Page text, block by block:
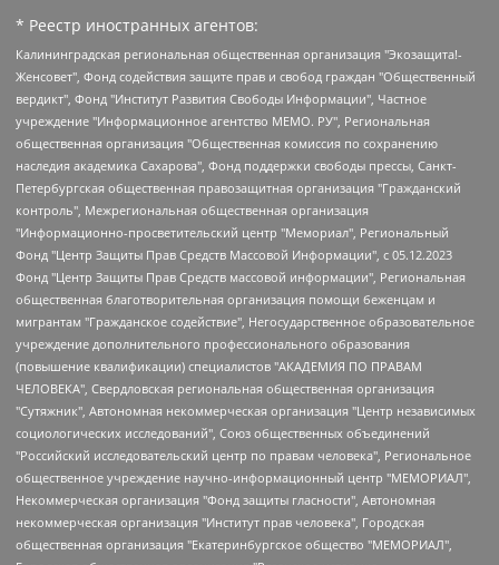
* Реестр иностранных агентов:
Калининградская региональная общественная организация "Экозащита!-Женсовет", Фонд содействия защите прав и свобод граждан "Общественный вердикт", Фонд "Институт Развития Свободы Информации", Частное учреждение "Информационное агентство МЕМО. РУ", Региональная общественная организация "Общественная комиссия по сохранению наследия академика Сахарова", Фонд поддержки свободы прессы, Санкт-Петербургская общественная правозащитная организация "Гражданский контроль", Межрегиональная общественная организация "Информационно-просветительский центр "Мемориал", Региональный Фонд "Центр Защиты Прав Средств Массовой Информации", с 05.12.2023 Фонд "Центр Защиты Прав Средств массовой информации", Региональная общественная благотворительная организация помощи беженцам и мигрантам "Гражданское содействие", Негосударственное образовательное учреждение дополнительного профессионального образования (повышение квалификации) специалистов "АКАДЕМИЯ ПО ПРАВАМ ЧЕЛОВЕКА", Свердловская региональная общественная организация "Сутяжник", Автономная некоммерческая организация "Центр независимых социологических исследований", Союз общественных объединений "Российский исследовательский центр по правам человека", Региональное общественное учреждение научно-информационный центр "МЕМОРИАЛ", Некоммерческая организация "Фонд защиты гласности", Автономная некоммерческая организация "Институт прав человека", Городская общественная организация "Екатеринбургское общество "МЕМОРИАЛ", Городская общественная организация "Рязанское историко-просветительское и правозащитное общество "Мемориал" (Рязанский Мемориал), Челябинский региональный орган общественной самодеятельности – женское общественное объединение "Женщины Евразии", Челябинский региональный орган общественной самодеятельности "Уральская правозащитная группа", Фонд содействия защите здоровья и социальной справедливости имени Андрея Рылькова, Автономная Некоммерческая Организация "Аналитический Центр Юрия Левады", Автономная некоммерческая организация социальной поддержки населения "Проект Апрель", Региональная общественная организация помощи женщинам и детям, находящимся в кризисной ситуации "Информационно-методический центр "Анна", Фонд содействия развитию массовых коммуникаций и правовому просвещению "Так-так-Так", Фонд содействия устойчивому развитию "Серебряная тайга", Свердловский региональный общественный фонд социальных проектов "Новое время", "Idel.Реалии", Кавказ.Реалии, Крым.Реалии, Телеканал Настоящее Время, Татаро-башкирская служба Радио Свобода (Azatliq Radiosi), Радио Свободная Европа/Радио Свобода (PCE/PC), "Сибирь.Реалии", "Фактограф", Благотворительный фонд помощи осужденным и их семьям, Автономная некоммерческая организация "Институт глобализации и социальных движений", Фонд "В защиту прав заключенных", Частное учреждение "Центр поддержки и содействия развитию средств массовой информации", Пензенский региональный общественный благотворительный фонд "Гражданский союз", "Север.Реалии", Некоммерческая организация Фонд "Правовая инициатива", Общество с ограниченной ответственностью "Радио Свободная Европа/Радио Свобода", Чешское информационное агентство "MEDIUM-ORIENT", Красноярская региональная общественная организация "Мы против СПИДа", Камалягин Денис Николаевич, Маркелов Сергей Евгеньевич, Пономарев Лев Александрович, Савицкая Людмила Алексеевна, Автономная некоммерческая организация "Центр по работе с проблемой насилия "НАСИЛИЮ.НЕТ", Межрегиональный профессиональный союз работников здравоохранения "Альянс врачей", Юридическое лицо, зарегистрированное в Латвийской Республике, SIA "Medusa Project" (регистрационный номер 40103797863, дата регистрации 10.06.2014), Некоммерческая организация "Фонд по борьбе с коррупцией", Автономная некоммерческая организация "Институт права и публичной политики", Баданин Роман Сергеевич, Гликин Максим Александрович, Железнова Мария Михайловна, Лукьянова Юлия Сергеевна, Маетная Елизавета Витальевна, Маняхин Петр Борисович, Чуракова Ольга Владимировна, Ярош Юлия Петровна, Юридическое лицо "The Insider SIA", зарегистрированное в Риге, Латвийская Республика (дата регистрации 26.06.2015), являющееся администратором доменного имени интернет-издания "The Insider SIA", https://theins.ru, Постернак Алексей Евгеньевич, Рубин Михаил Аркадьевич, Анин Роман Александрович, Юридическое лицо Istories fonds, зарегистрированное в Латвийской Республике (регистрационный номер 50008295751, дата регистрации 24.02.2020), Великовский Дмитрий Александрович, Долинина Ирина Николаевна, Мароховская Алеся Алексеевна, Шлейнов Роман Юрьевич, Шмагун Олеся Валентиновна, Общество с ограниченной ответственностью "Альтаир 2021", Общество с ограниченной ответственностью "Вега 2021", Общество с ограниченной ответственностью "Главный редактор 2021", Общество с ограниченной ответственностью "Ромашки монолит", Важенков Артем Валерьевич, Ивановская областная общественная организация "Центр гендерных исследований", Гурман Юрий Альбертович, Медиапроект "ОВД-Инфо", Егоров Владимир Владимирович, Жилинский Владимир Александрович, Общество с ограниченной ответственностью "ЗП", Иванова София Юрьевна, Карезина Инна Павловна, Кильтау Екатерина Викторовна, Петров Алексей Викторович, Пискунов Сергей Евгеньевич, Смирнов Сергей Сергеевич, Тихонов Михаил Сергеевич, Общество с ограниченной ответственностью "ЖУРНАЛИСТ-ИНОСТРАННЫЙ АГЕНТ", Арапова Галина Юрьевна, Вольтская Татьяна Анатольевна, Американская компания "Mason G.E.S. Anonymous Foundation" (США), являющаяся владельцем интернет-издания https://mnews.world/, Компания "Stichting Bellingcat", зарегистрированная в Нидерландах (дата регистрации 11.07.2018), Захаров Андрей Вячеславович, Клепиковская Екатерина Дмитриевна, Общество с ограниченной ответственностью "МЕМО", Перл Роман Александрович, Симонов Евгений Алексеевич, Соловьева Елена Анатольевна, Сотников Даниил Владимирович, Сурначева Елизавета Дмитриевна, Автономная некоммерческая организация по защите прав человека и информированию населения "Якутия – Наше Мнение", Общество с ограниченной ответственностью "Москоу диджитал медиа", с 26.01.2023 Общество с ограниченной ответственностью "Чайка Белые сады", Ветошкина Валерия Валерьевна, Заговора Максим Александрович, Межрегиональное общественное движение "Российская ЛГБТ - сеть", Оленичев Максим Владимирович, Павлов Иван Юрьевич, Скворцова Елена Сергеевна, Общество с ограниченной ответственностью "Как бы инагент", Кочетков Игорь Викторович, Общество с ограниченной ответственностью "Честные выборы", Еланчик Олег Александрович, Общество с ограниченной ответственностью "Нобелевский призыв", Гималова Регина Эмилевна, Григорьев Андрей Валерьевич, Григорьева Алина Александровна, Ассоциация по содействию защите прав призывников, альтернативнослужащих и военнослужащих "Правозащитная группа "Гражданин.Армия.Право", Хисамова Регина Фаритовна, Автономная некоммерческая организация по реализации социально-правовых программ "Лилит", Дальневосточное общественное движение "Маяк", Санкт-Петербургская ЛГБТ-инициативная группа "Выход", Инициативная группа ЛГБТ+ "Реверс", Алексеев Андрей Викторович, Бекбулатова Таисия Львовна, Беляев Иван Михайлович, Владыкина Елена Сергеевна, Гельман Марат Александрович, Никульшина Вероника Юрьевна, Толоконникова Надежда Андреевна, Шендерович Виктор Анатольевич, Общество с ограниченной ответственностью "Данное сообщение", Общество с ограниченной ответственностью Издательский дом "Новая глава", Айнбиндер Александра Александровна, Московский комьюнити-центр для ЛГБТ+инициатив, Благотворительный фонд развития филантропии, Deutsche Welle (Германия, Kurt-Schumacher-Strasse 3, 53113 Bonn), Борзунова Мария Михайловна, Воробьев Виктор Викторович, Голубева Анна Львовна, Константинова Алла Михайловна, Малкова Ирина Владимировна, Мурадов Мурад Абдулгалимович, Осетинская Елизавета Николаевна, Понасенков Евгений Николаевич, Ганапольский Матвей Юрьевич, Киселев Евгений Алексеевич, Борухович Ирина Григорьевна, Дремин Иван Тимофеевич, Дубровский Дмитрий Викторович, Красноярская региональная общественная организация поддержки и развития альтернативных образовательных технологий и межкультурных коммуникаций "ИНТЕРРА", Маяковская Екатерина Алексеевна, Фейгин Марк Захарович, Филимонов Андрей Викторович, Дзугкоева Регина Николаевна, Доброхотов Роман Александрович, Дудь Юрий Александрович, Елкин Сергей Владимирович, Кругликов Кирилл Игоревич, Сабунаева Мария Леонидовна, Семенов Алексей Владимирович, Шаинян Карен Багратович, Шульман Екатерина Михайловна, Асафьев Артур Валерьевич, Вахштайн Виктор Семенович, Венедиктов Алексей Алексеевич, Лушникова Екатерина Евгеньевна, Волков Леонид Михайлович, Невзоров Александр Глебович, Пархоменко Сергей Борисович, Сироткин Ярослав Николаевич, Кара-Мурза Владимир Владимирович, Баранова Наталья Владимировна, Гозман Леонид Яковлевич, Кагарлицкий Борис Юльевич, Климарев Михаил Валерьевич, Милов Владимир Станиславович, Автономная некоммерческая организация Краснодарский центр современного искусства "Типография", Моргенштерн Алишер Тагирович, Соболь Любовь Эдуардовна, Общество с ограниченной ответственностью "ЛИЗА НОРМ", Каспаров Гарри Кимович, Ходорковский Михаил Борисович, Общество с ограниченной ответственностью "Апрельские тезисы", Данилович Ирина Брониславовна, Кашин Олег Владимирович, Петров Николай Владимирович, Пивоваров Алексей Владимирович, Соколов Михаил Владимирович, Цветкова Юлия Владимировна, Чичваркин Евгений Александрович, Комитет против пыток/Команда против пыток, Общество с ограниченной ответственностью "Первый научный", Общество с ограниченной ответственностью "Вертолет и ко", Белоцерковская Вероника Борисовна, Кац Максим Евгеньевич, Лазарева Татьяна Юрьевна, Шаведдинов Руслан Табризович, Яшин Илья Валерьевич, Общество с ограниченной ответственностью "Иноагент ААВ", Алешковский Дмитрий Петрович, Альбац Евгения Марковна, Быков Дмитрий Львович, Галямина Юлия Евгеньевна, Лойко Сергей Леонидович, Мартынов Кирилл Константинович, Медведев Сергей Александрович, Крашенинников Федор Геннадиевич, Гордеева Катерина Вл